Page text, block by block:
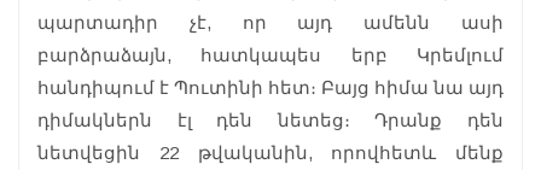
պարտադիր չէ, որ այդ ամենն ասի
բարձրաձայն, հատկապես երբ Կրեմլում
հանդիպում է Պուտինի հետ։ Բայց հիմա նա այդ
դիմակներն էլ դեն նետեց։ Դրանք դեն
նետվեցին 22 թվականին, որովհետև մենք